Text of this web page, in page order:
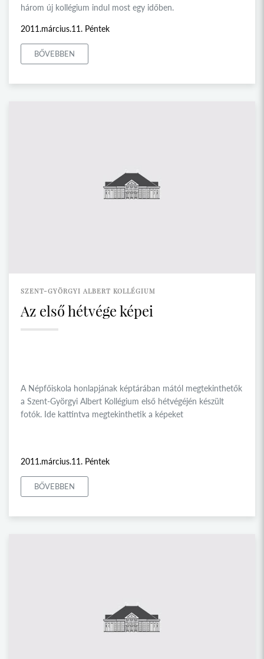
három új kollégium indul most egy időben.
2011.március.11. Péntek
BŐVEBBEN
SZENT-GYÖRGYI ALBERT KOLLÉGIUM
Az első hétvége képei
A Népfőiskola honlapjának képtárában mától megtekinthetők
a Szent-Györgyi Albert Kollégium első hétvégéjén készült
fotók. Ide kattintva megtekinthetik a képeket
2011.március.11. Péntek
BŐVEBBEN